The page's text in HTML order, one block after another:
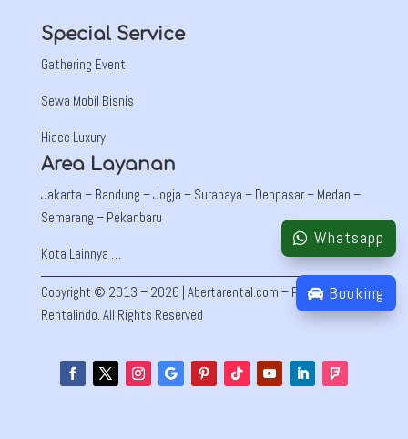
Special Service
Gathering Event
Sewa Mobil Bisnis
Hiace Luxury
Area Layanan
Jakarta – Bandung – Jogja – Surabaya – Denpasar – Medan –
Semarang – Pekanbaru
Kota Lainnya …
Copyright © 2013 – 2026 | Abertarental.com – PT Auto Mobil
Rentalindo. All Rights Reserved
Whatsapp
Booking